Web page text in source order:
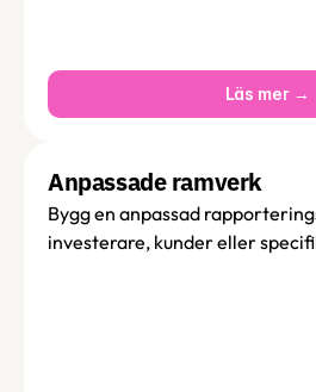
Läs mer →
Anpassade ramverk
Bygg en anpassad
investerare, kunder eller